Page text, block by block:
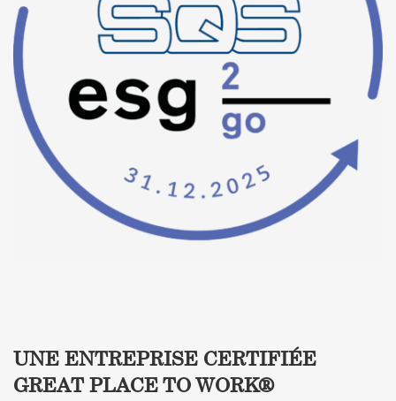
UNE ENTREPRISE CERTIFIÉE
GREAT PLACE TO WORK®